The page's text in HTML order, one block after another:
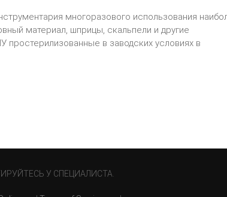
многоразового использования
материал, шприцы, скальпели и другие
в заводских условиях в
У СПЕЦИАЛИСТА.